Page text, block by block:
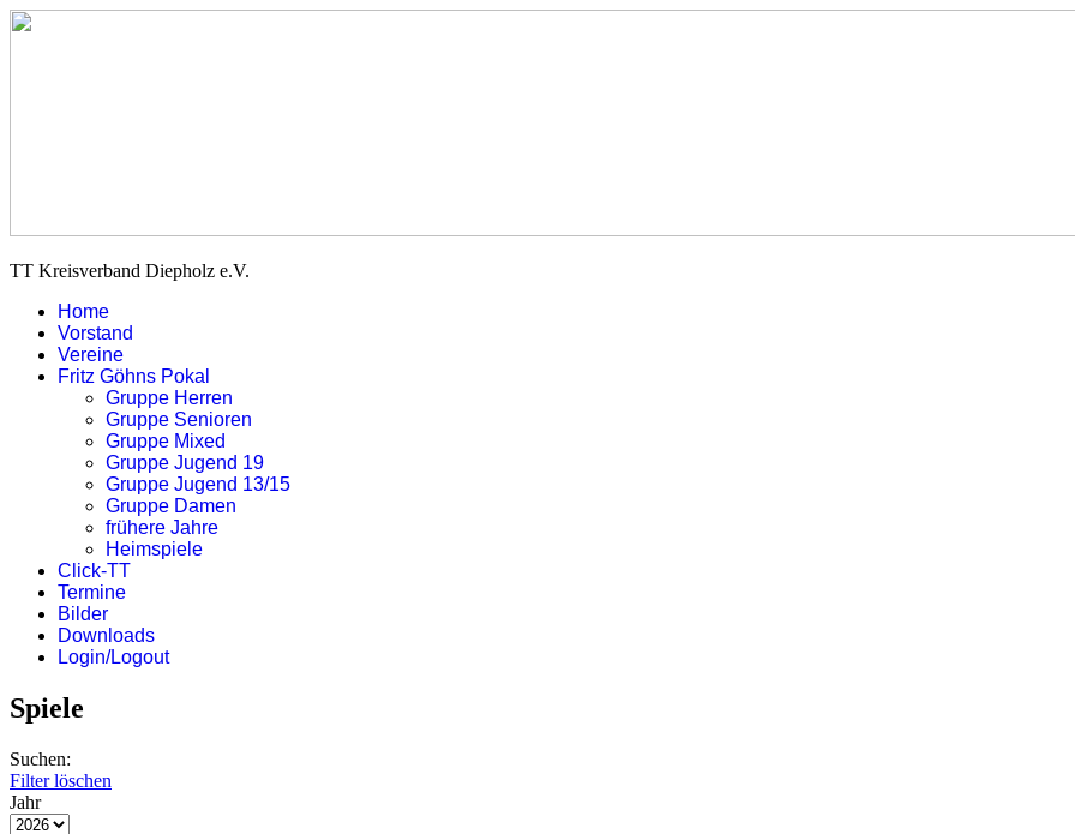
TT Kreisverband Diepholz e.V.
Home
Vorstand
Vereine
Fritz Göhns Pokal
Gruppe Herren
Gruppe Senioren
Gruppe Mixed
Gruppe Jugend 19
Gruppe Jugend 13/15
Gruppe Damen
frühere Jahre
Heimspiele
Click-TT
Termine
Bilder
Downloads
Login/Logout
Spiele
Suchen:
Filter löschen
Jahr